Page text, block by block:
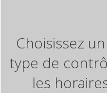
Choisissez
type de
les